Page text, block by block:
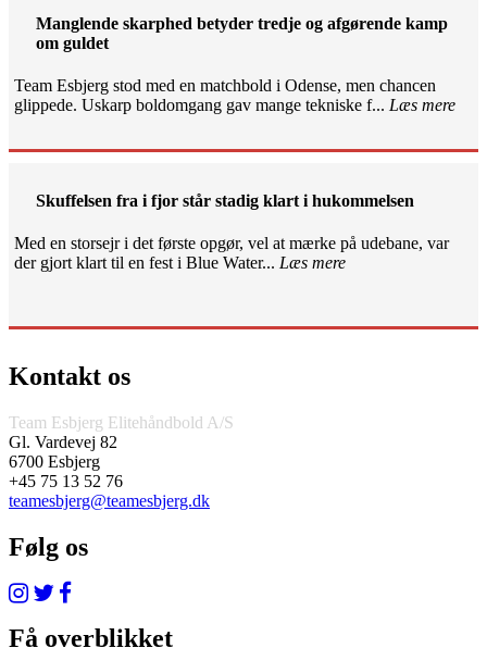
Manglende skarphed betyder tredje og afgørende kamp
om guldet
Team Esbjerg stod med en matchbold i Odense, men chancen
glippede. Uskarp boldomgang gav mange tekniske f... Læs mere
Skuffelsen fra i fjor står stadig klart i hukommelsen
Med en storsejr i det første opgør, vel at mærke på udebane, var
der gjort klart til en fest i Blue Water... Læs mere
Kontakt os
Team Esbjerg Elitehåndbold A/S
Gl. Vardevej 82
6700 Esbjerg
+45 75 13 52 76
teamesbjerg@teamesbjerg.dk
Følg os
Få overblikket